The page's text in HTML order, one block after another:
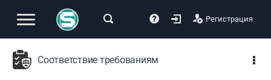
Регистрация
Соответствие требованиям